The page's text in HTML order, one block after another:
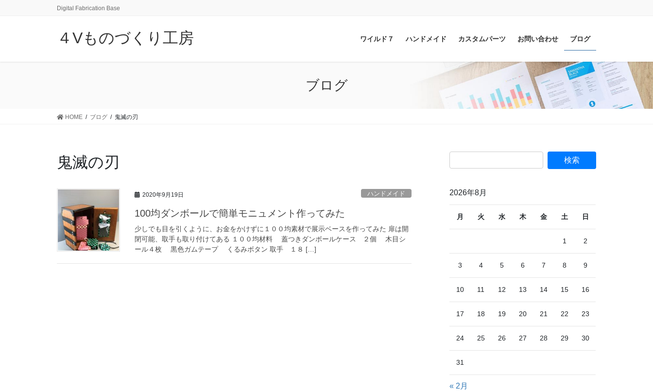
Digital Fabrication Base
４Vものづくり工房 ワイルド７ ハンドメイド カスタムパーツ お問い合わせ ブログ
ブログ
HOME ブログ 鬼滅の刃
鬼滅の刃
2020年9月19日 ハンドメイド
100均ダンボールで簡単モニュメント作ってみた
少しでも目を引くように、お金をかけずに１００均素材で展示ベースを作ってみた 扉は開
閉可能、取手も取り付けてある １００均材料 蓋つきダンボールケース ２個 木目シ
ール４枚 黒色ガムテープ くるみボタン 取手 １８ […]
2026年8月
月 火 水 木 金 土 日
1 2
3 4 5 6 7 8 9
10 11 12 13 14 15 16
17 18 19 20 21 22 23
24 25 26 27 28 29 30
31
« 2月